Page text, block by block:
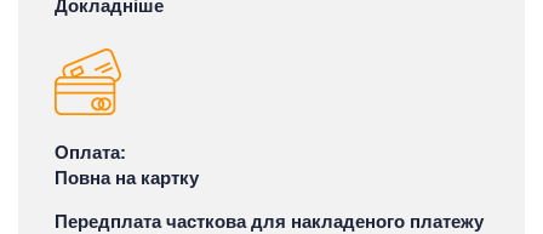
Докладніше
Оплата:
Повна на картку
Передплата часткова для накладеного платежу